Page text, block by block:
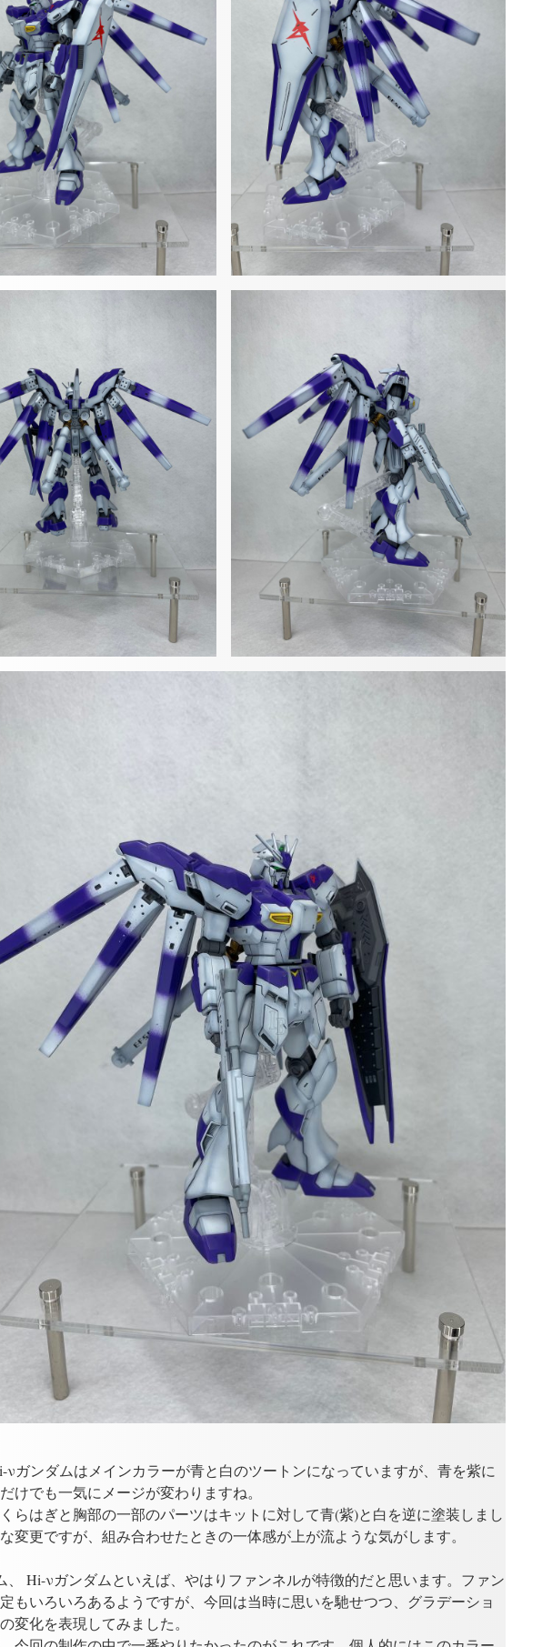
νガンダムはメインカラーが青と白のツートンになっていますが、青を紫に
けでも一気にメージが変わりますね。
らはぎと胸部の一部のパーツはキットに対して青(紫)と白を逆に塗装しまし
変更ですが、組み合わせたときの一体感が上が流ような気がします。
、 Hi-νガンダムといえば、やはりファンネルが特徴的だと思います。ファン
もいろいろあるようですが、今回は当時に思いを馳せつつ、グラデーショ
変化を表現してみました。